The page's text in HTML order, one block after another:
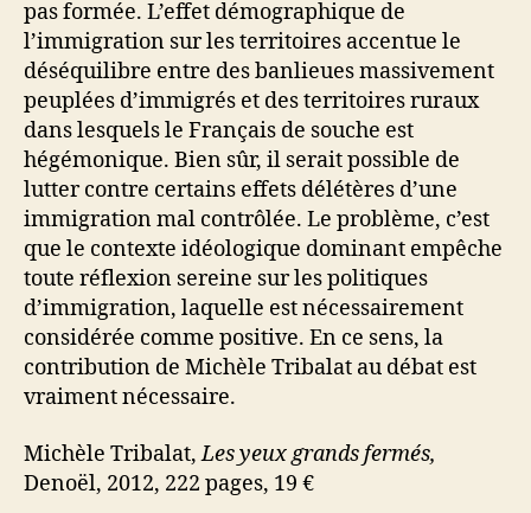
pas formée. L’effet démographique de
l’immigration sur les territoires accentue le
déséquilibre entre des banlieues massivement
peuplées d’immigrés et des territoires ruraux
dans lesquels le Français de souche est
hégémonique. Bien sûr, il serait possible de
lutter contre certains effets délétères d’une
immigration mal contrôlée. Le problème, c’est
que le contexte idéologique dominant empêche
toute réflexion sereine sur les politiques
d’immigration, laquelle est nécessairement
considérée comme positive. En ce sens, la
contribution de Michèle Tribalat au débat est
vraiment nécessaire.
Michèle Tribalat,Les yeux grands fermés,
Denoël, 2012, 222 pages, 19 €